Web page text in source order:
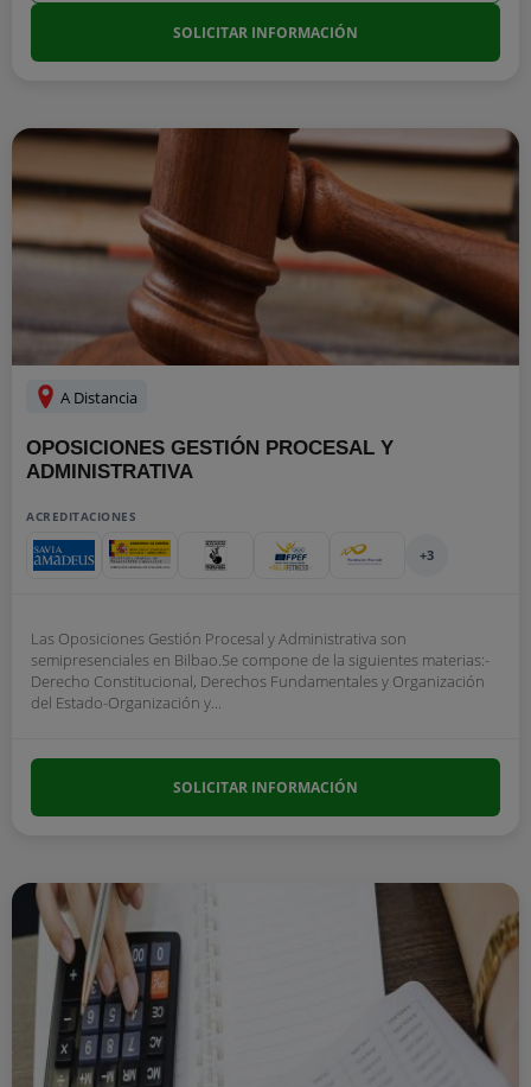
SOLICITAR INFORMACIÓN
A Distancia
OPOSICIONES GESTIÓN PROCESAL Y
ADMINISTRATIVA
ACREDITACIONES
+3
Las Oposiciones Gestión Procesal y Administrativa son
semipresenciales en Bilbao.Se compone de la siguientes materias:-
Derecho Constitucional, Derechos Fundamentales y Organización
del Estado-Organización y...
SOLICITAR INFORMACIÓN